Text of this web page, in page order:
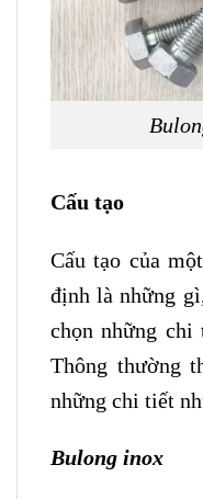
Cấu tạo
Cấu tạo của
định là những
chọn những
Thông thường
những chi tiết
Bulong inox